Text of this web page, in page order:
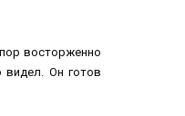
восторженно
видел. Он готов